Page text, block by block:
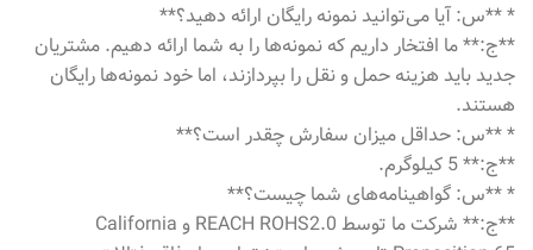
* **س: آیا می‌توانید نمونه رایگان ارائه دهید؟**
**ج:** ما افتخار داریم که نمونه‌ها را به شما ارائه دهیم. مشتریان
جدید باید هزینه حمل و نقل را بپردازند، اما خود نمونه‌ها رایگان
هستند.
* **س: حداقل میزان سفارش چقدر است؟**
**ج:** 5 کیلوگرم.
* **س: گواهینامه‌های شما چیست؟**
**ج:** شرکت ما توسط REACH ROHS2.0 و California